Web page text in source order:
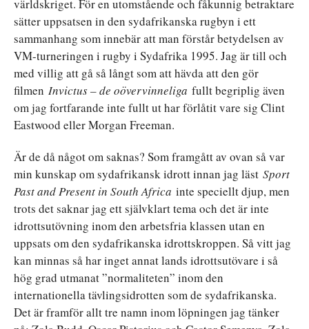
världskriget. För en utomstående och fåkunnig betraktare
sätter uppsatsen in den sydafrikanska rugbyn i ett
sammanhang som innebär att man förstår betydelsen av
VM-turneringen i rugby i Sydafrika 1995. Jag är till och
med villig att gå så långt som att hävda att den gör
filmen Invictus – de oövervinneliga fullt begriplig även
om jag fortfarande inte fullt ut har förlåtit vare sig Clint
Eastwood eller Morgan Freeman.
Är de då något om saknas? Som framgått av ovan så var
min kunskap om sydafrikansk idrott innan jag läst Sport
Past and Present in South Africa inte speciellt djup, men
trots det saknar jag ett självklart tema och det är inte
idrottsutövning inom den arbetsfria klassen utan en
uppsats om den sydafrikanska idrottskroppen. Så vitt jag
kan minnas så har inget annat lands idrottsutövare i så
hög grad utmanat ”normaliteten” inom den
internationella tävlingsidrotten som de sydafrikanska.
Det är framför allt tre namn inom löpningen jag tänker